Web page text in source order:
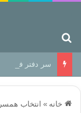
سر دفتر فساد
خانه » انتخاب همسر